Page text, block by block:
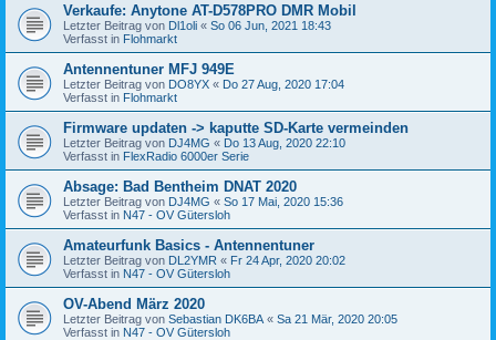
Verkaufe: Anytone AT-D578PRO DMR Mobil
Letzter Beitrag von Dl1oli « So 06 Jun, 2021 18:43
Verfasst in Flohmarkt
Antennentuner MFJ 949E
Letzter Beitrag von DO8YX « Do 27 Aug, 2020 17:04
Verfasst in Flohmarkt
Firmware updaten -> kaputte SD-Karte vermeinden
Letzter Beitrag von DJ4MG « Do 13 Aug, 2020 22:10
Verfasst in FlexRadio 6000er Serie
Absage: Bad Bentheim DNAT 2020
Letzter Beitrag von DJ4MG « So 17 Mai, 2020 15:36
Verfasst in N47 - OV Gütersloh
Amateurfunk Basics - Antennentuner
Letzter Beitrag von DL2YMR « Fr 24 Apr, 2020 20:02
Verfasst in N47 - OV Gütersloh
OV-Abend März 2020
Letzter Beitrag von Sebastian DK6BA « Sa 21 Mär, 2020 20:05
Verfasst in N47 - OV Gütersloh